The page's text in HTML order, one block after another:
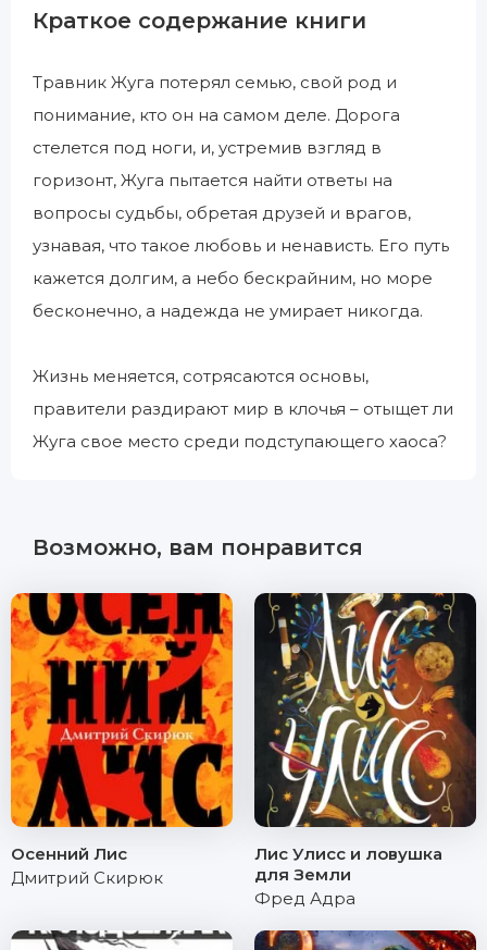
Краткое содержание книги
Травник Жуга потерял семью, свой род и
понимание, кто он на самом деле. Дорога
стелется под ноги, и, устремив взгляд в
горизонт, Жуга пытается найти ответы на
вопросы судьбы, обретая друзей и врагов,
узнавая, что такое любовь и ненависть. Его путь
кажется долгим, а небо бескрайним, но море
бесконечно, а надежда не умирает никогда.
Жизнь меняется, сотрясаются основы,
правители раздирают мир в клочья – отыщет ли
Жуга свое место среди подступающего хаоса?
Возможно, вам понравится
Осенний Лис
Дмитрий Скирюк
Лис Улисс и ловушка
для Земли
Фред Адра